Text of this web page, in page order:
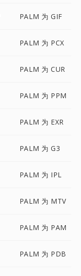
PALM 为 GIF
PALM 为 PCX
PALM 为 CUR
PALM 为 PPM
PALM 为 EXR
PALM 为 G3
PALM 为 IPL
PALM 为 MTV
PALM 为 PAM
PALM 为 PDB